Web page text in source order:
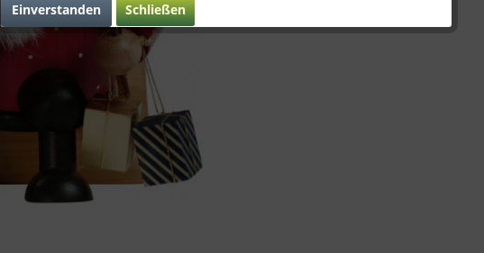
Einverstanden
Schließen